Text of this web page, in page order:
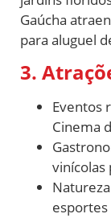
Gaúcha
para aluguel
3.
Eventos
Cinema
vinícolas